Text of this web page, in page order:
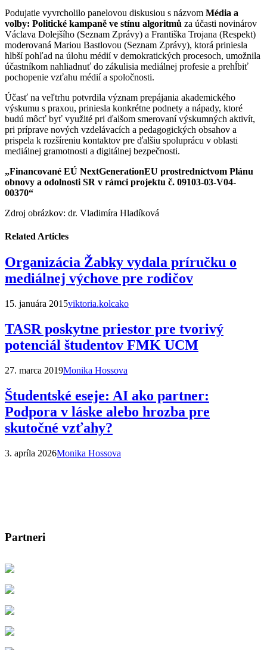
Podujatie vyvrcholilo panelovou diskusiou s názvom Média a
volby: Politické kampaně ve stínu algoritmů za účasti novinárov
Václava Dolejšího (Seznam Zprávy) a Františka Trojana (Respekt)
moderovaná Mariou Bastlovou (Seznam Zprávy), ktorá priniesla
hlbší pohľad na úlohu médií v demokratických procesoch, umožnila
účastníkom nahliadnuť do zákulisia mediálnej profesie a prehĺbiť
pochopenie vzťahu médií a spoločnosti.
Účasť na veľtrhu potvrdila význam prepájania akademického
výskumu s praxou, priniesla konkrétne podnety a nápady, ktoré
budú môcť byť využité pri ďalšom smerovaní výskumných aktivít,
pri príprave nových vzdelávacích a pedagogických obsahov a
prispela k rozšíreniu kontaktov pre ďalšiu spoluprácu v oblasti
mediálnej gramotnosti a digitálnej bezpečnosti.
„Financované EÚ NextGenerationEU prostredníctvom Plánu
obnovy a odolnosti SR v rámci projektu č. 09103-03-V04-
00370“
Zdroj obrázkov: dr. Vladimíra Hladíková
Related Articles
Organizácia Žabky vydala príručku o
mediálnej výchove pre rodičov
15. januára 2015viktoria.kolcako
TASR poskytne priestor pre tvorivý
potenciál študentov FMK UCM
27. marca 2019Monika Hossova
Študentské eseje: AI ako partner:
Podpora v láske alebo hrozba pre
skutočné vzťahy?
3. apríla 2026Monika Hossova
Partneri